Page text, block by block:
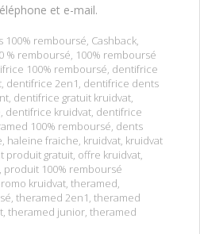
et e-mail.
100% remboursé, Cashback,
% remboursé, 100% remboursé
100% remboursé, dentifrice
, dentifrice 2en1, dentifrice dents
, dentifrice gratuit kruidvat,
, dentifrice kruidvat, dentifrice
100% remboursé, dents
, haleine fraiche, kruidvat, kruidvat
produit gratuit, offre kruidvat,
, produit 100% remboursé
kruidvat, theramed,
, theramed 2en1, theramed
, theramed junior, theramed